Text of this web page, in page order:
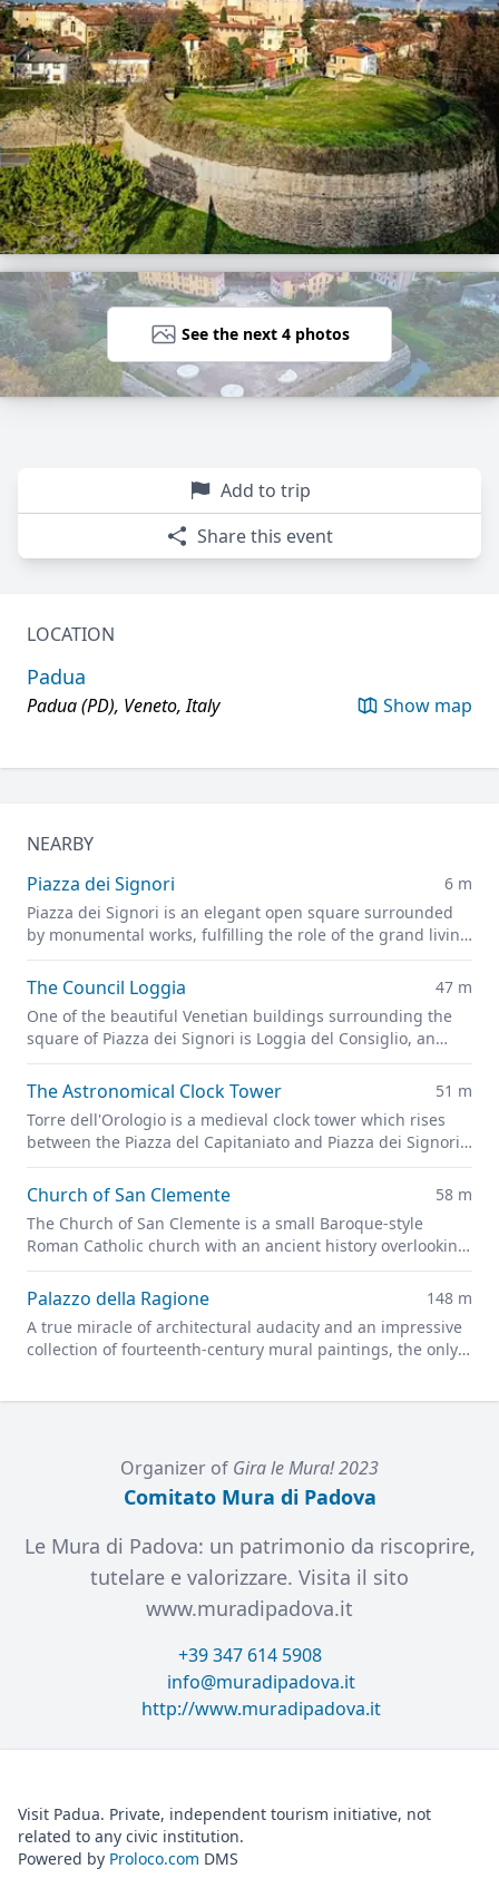
See the next 4 photos
Add to trip
Share this event
LOCATION
Padua
Padua (PD), Veneto, Italy Show map
NEARBY
Piazza dei Signori
6 m
Piazza dei Signori is an elegant open square surrounded
by monumental works, fulfilling the role of the grand living
room of Padua.
The Council Loggia
47 m
One of the beautiful Venetian buildings surrounding the
square of Piazza dei Signori is Loggia del Consiglio, an
outstanding example of the architecture of the 15th and
16th centuries.
The Astronomical Clock Tower
51 m
Torre dell'Orologio is a medieval clock tower which rises
between the Piazza del Capitaniato and Piazza dei Signori,
representing one of the symbols of the Carrarese era in
Padua.
Church of San Clemente
58 m
The Church of San Clemente is a small Baroque-style
Roman Catholic church with an ancient history overlooking
the Piazza dei Signori.
Palazzo della Ragione
148 m
A true miracle of architectural audacity and an impressive
collection of fourteenth-century mural paintings, the only
Organizer of Gira le Mura! 2023
Comitato Mura di Padova
Le Mura di Padova: un patrimonio da riscoprire,
tutelare e valorizzare. Visita il sito
www.muradipadova.it
+39 347 614 5908
info@muradipadova.it
http://www.muradipadova.it
Visit Padua. Private, independent tourism initiative, not
related to any civic institution.
Powered by Proloco.com DMS